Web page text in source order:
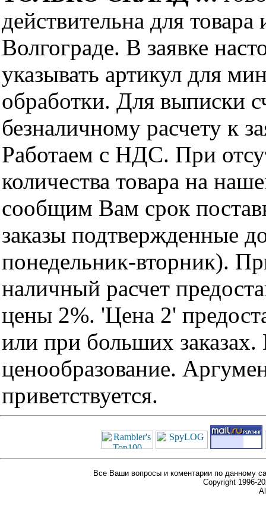
действительна для
Волгограде. В заявке
указывать артикул для
обработки. Для выписки
безналичному расчету к
Работаем с НДС. При
количества товара на
сообщим Вам срок
заказы подтвержденные
понедельник-вторник).
наличный расчет
цены 2%. 'Цена 2'
или при больших
ценообразование.
приветствуется.
Все Ваши вопросы и коментарии по данному
Copyright 1996-